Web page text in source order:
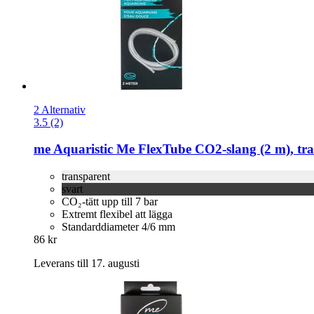
2 Alternativ
3.5 (2)
me Aquaristic Me FlexTube CO2-​slang (2 m),
transparent
svart
CO₂-tätt upp till 7 bar
Extremt flexibel att lägga
Standarddiameter 4/6 mm
86 kr
Leverans till 17. augusti